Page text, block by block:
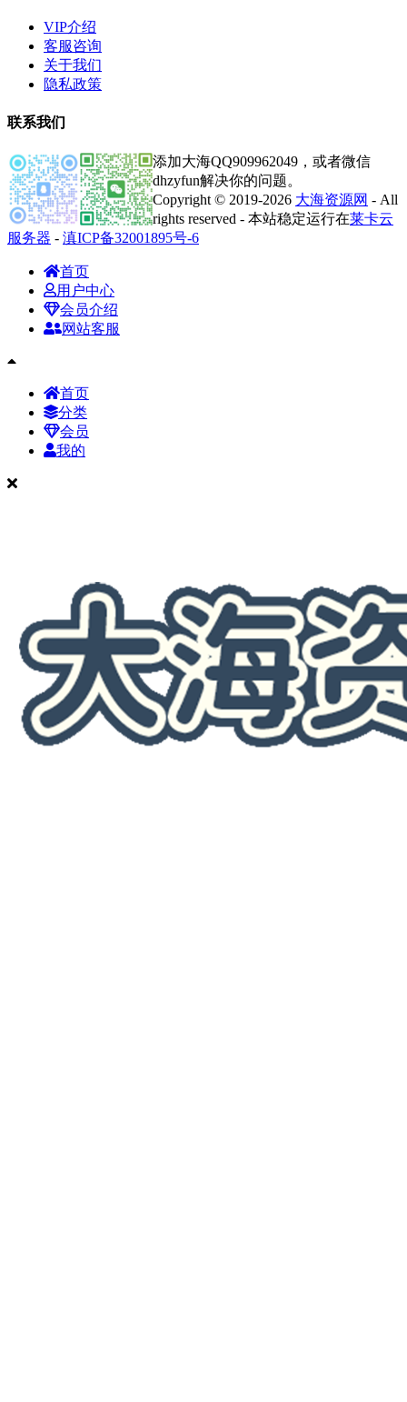
VIP介绍
客服咨询
关于我们
隐私政策
联系我们
添加大海QQ909962049，或者微信
dhzyfun解决你的问题。
Copyright © 2019-2026 大海资源网 - All
rights reserved - 本站稳定运行在莱卡云
服务器 - 滇ICP备32001895号-6
首页
用户中心
会员介绍
网站客服
首页
分类
会员
我的